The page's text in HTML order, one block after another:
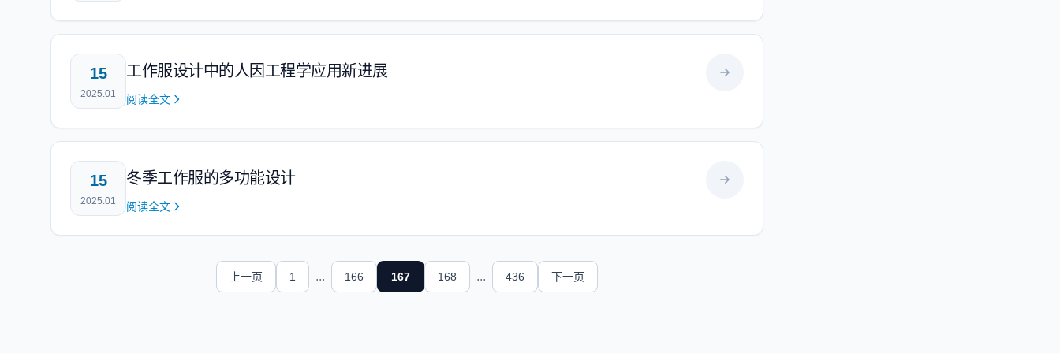
15
2025.01
工作服设计中的人因工程学应用新进展
阅读全文
15
2025.01
冬季工作服的多功能设计
阅读全文
上一页 1 ... 166 167 168 ... 436 下一页